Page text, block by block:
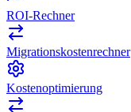
ROI-Rechner
Migrationskostenrechner
Kostenoptimierung